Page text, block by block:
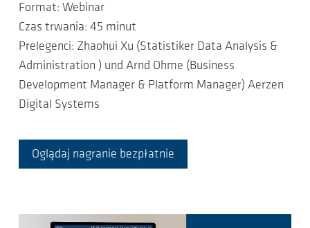
Format: Webinar
Czas trwania: 45 minut
Prelegenci: Zhaohui Xu (Statistiker Data Analysis &
Administration ) und Arnd Ohme (Business
Development Manager & Platform Manager) Aerzen
Digital Systems
Oglądaj nagranie bezpłatnie